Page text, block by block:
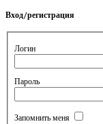
Вход/регистрация
Логин
Пароль
Запомнить меня